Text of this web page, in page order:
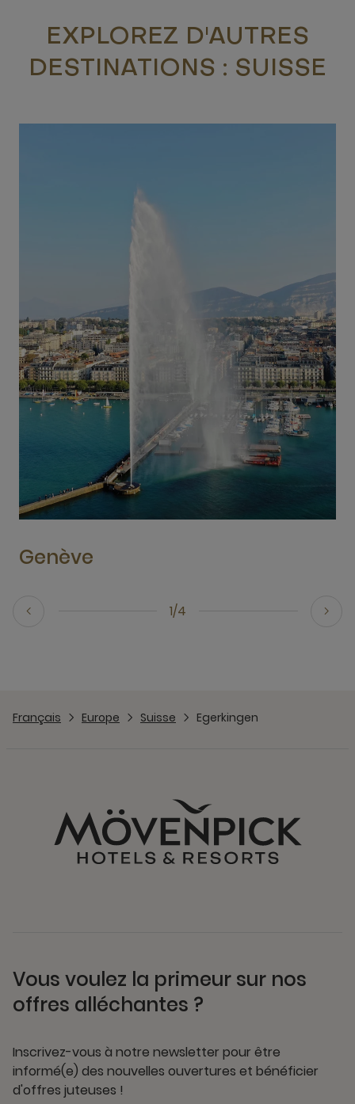
EXPLOREZ D'AUTRES
DESTINATIONS : SUISSE
1/4
Genève
Français Europe Suisse Egerkingen
Vous voulez la primeur sur nos
offres alléchantes ?
Inscrivez-vous à notre newsletter pour être
informé(e) des nouvelles ouvertures et bénéficier
d'offres juteuses !